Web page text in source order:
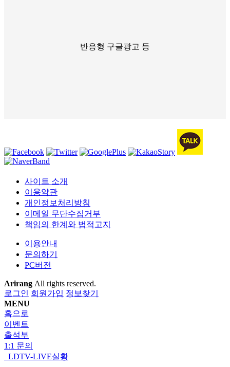
반응형 구글광고 등
사이트 소개
이용약관
개인정보처리방침
이메일 무단수집거부
책임의 한계와 법적고지
이용안내
문의하기
PC버전
Arirang All rights reserved.
로그인 회원가입 정보찾기
MENU
홈으로
이벤트
출석부
1:1 문의
LDTV-LIVE실황